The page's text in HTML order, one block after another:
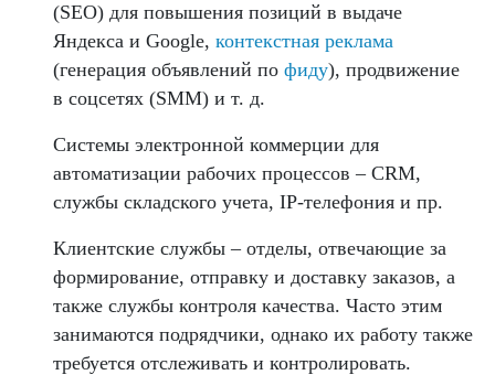
(SEO) для повышения позиций в выдаче
Яндекса и Google, контекстная реклама
(генерация объявлений по фиду), продвижение
в соцсетях (SMM) и т. д.
Системы электронной коммерции для
автоматизации рабочих процессов – CRM,
службы складского учета, IP-телефония и пр.
Клиентские службы – отделы, отвечающие за
формирование, отправку и доставку заказов, а
также службы контроля качества. Часто этим
занимаются подрядчики, однако их работу также
требуется отслеживать и контролировать.